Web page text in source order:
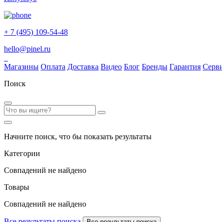
+ 7 (495) 109-54-48
hello@pinel.ru
Магазины Оплата Доставка Видео Блог Бренды Гарантия
Поиск
Начните поиск, что бы показать результаты
Категории
Совпадений не найдено
Товары
Совпадений не найдено